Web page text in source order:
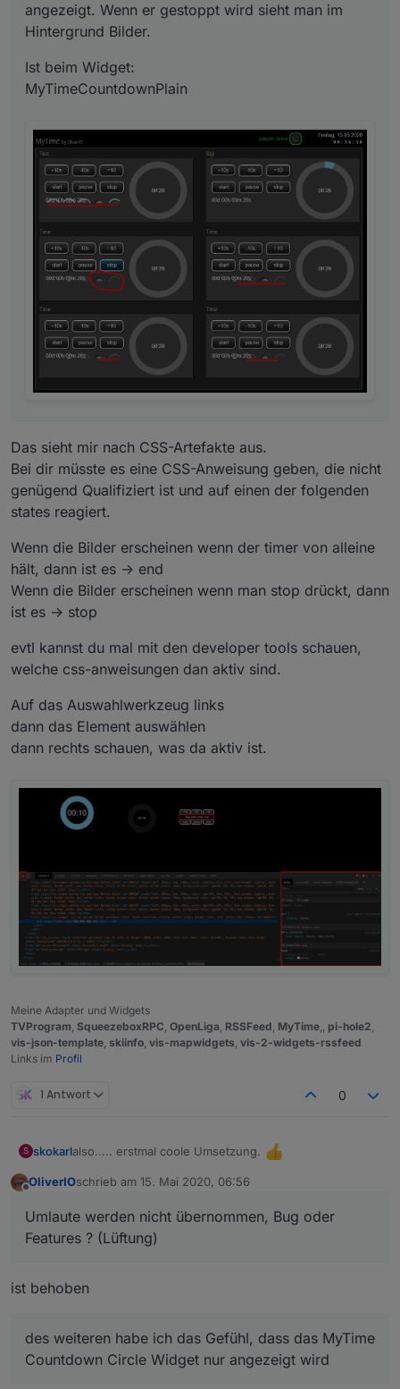
angezeigt. Wenn er gestoppt wird sieht man im
Hintergrund Bilder.
Ist beim Widget:
MyTimeCountdownPlain
Das sieht mir nach CSS-Artefakte aus.
Bei dir müsste es eine CSS-Anweisung geben, die nicht
genügend Qualifiziert ist und auf einen der folgenden
states reagiert.
Wenn die Bilder erscheinen wenn der timer von alleine
hält, dann ist es -> end
Wenn die Bilder erscheinen wenn man stop drückt, dann
ist es -> stop
evtl kannst du mal mit den developer tools schauen,
welche css-anweisungen dan aktiv sind.
Auf das Auswahlwerkzeug links
dann das Element auswählen
dann rechts schauen, was da aktiv ist.
Meine Adapter und Widgets
TVProgram SqueezeboxRPC OpenLiga RSSFeed MyTime pi-hole2
vis-json-template skiinfo vis-mapwidgets vis-2-widgets-rssfeed
Links im Profil
1 Antwort 0
S skokarlalso..... erstmal coole Umsetzung.
Umlaute werden nicht übernommen, Bug oder
des weiteren habe ich das Gefühl, dass das MyTime
Countdown Circle Widget nur angezeigt wird
wenn das MyTime Countdown Plain auch
Offline
OliverIOschrieb am 15. Mai 2020, 06:56
zuletzt editiert von
Umlaute werden nicht übernommen, Bug oder
Features ? (Lüftung)
ist behoben
des weiteren habe ich das Gefühl, dass das MyTime
Countdown Circle Widget nur angezeigt wird